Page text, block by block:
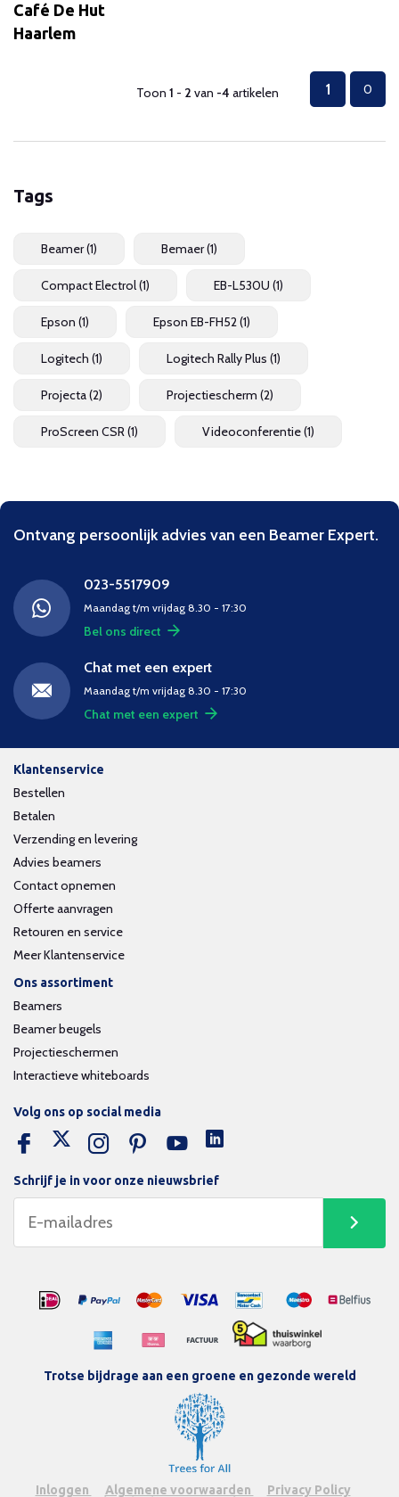
Café De Hut
Haarlem
Toon 1 - 2 van -4 artikelen 1 0
Tags
Beamer(1) Bemaer(1)
Compact Electrol(1) EB-L530U (1)
Epson (1) Epson EB-FH52(1)
Logitech (1) Logitech Rally Plus (1)
Projecta(2) Projectiescherm (2)
ProScreen CSR(1) Videoconferentie(1)
Ontvang persoonlijk advies van een Beamer Expert.
023-5517909
Maandag t/m vrijdag 8.30 - 17:30
Bel ons direct
Chat met een expert
Maandag t/m vrijdag 8.30 - 17:30
Chat met een expert
Klantenservice
Bestellen
Betalen
Verzending en levering
Advies beamers
Contact opnemen
Offerte aanvragen
Retouren en service
Meer Klantenservice
Ons assortiment
Beamers
Beamer beugels
Projectieschermen
Interactieve whiteboards
Schrijf je in voor onze nieuwsbrief
Volg ons op social media
Trotse bijdrage aan een groene en gezonde wereld
Inloggen Algemene voorwaarden
Privacy Policy